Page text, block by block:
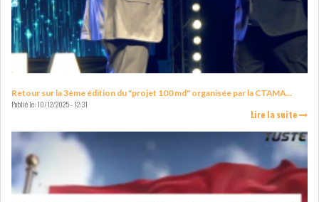
COTATION ET ANALYSES
COURS DU JOUR
ANALYSE QUOTIDIENNE
Retour sur la 3ème édition du "projet 100 md" organisée par la CTAMA...
Publié le:10/12/2025 - 12:31
Lire la suite